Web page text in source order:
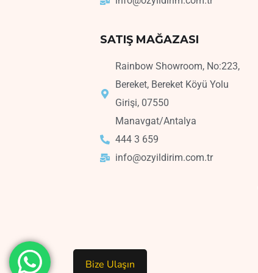
SATIŞ MAĞAZASI
Rainbow Showroom, No:223,
Bereket, Bereket Köyü Yolu
Girişi, 07550
Manavgat/Antalya
444 3 659
info@ozyildirim.com.tr
Bize Ulaşın